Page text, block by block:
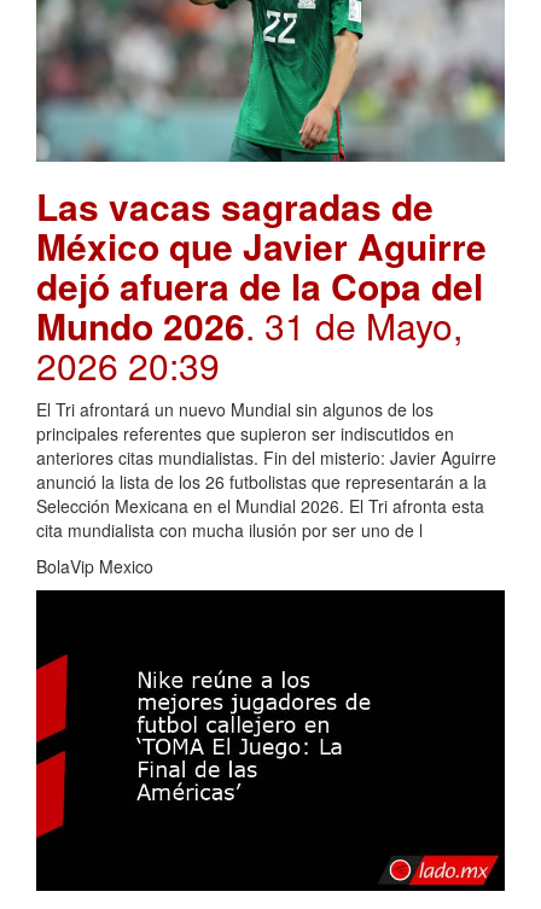
Las vacas sagradas de
México que Javier Aguirre
dejó afuera de la Copa del
Mundo 2026. 31 de Mayo,
2026 20:39
El Tri afrontará un nuevo Mundial sin algunos de los
principales referentes que supieron ser indiscutidos en
anteriores citas mundialistas. Fin del misterio: Javier Aguirre
anunció la lista de los 26 futbolistas que representarán a la
Selección Mexicana en el Mundial 2026. El Tri afronta esta
cita mundialista con mucha ilusión por ser uno de l
BolaVip Mexico